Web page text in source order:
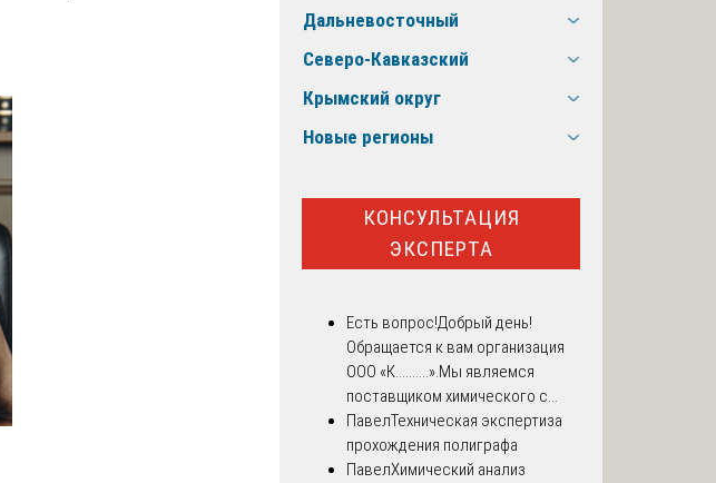
Дальневосточный
Северо-Кавказский
Крымский округ
Новые регионы
КОНСУЛЬТАЦИЯ
ЭКСПЕРТА
Есть вопрос!Добрый день!
Обращается к вам организация
ООО «К..........».Мы являемся
поставщиком химического с...
ПавелТехническая экспертиза
прохождения полиграфа
ПавелХимический анализ